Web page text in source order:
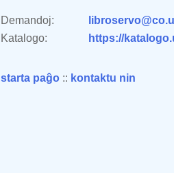
Demandoj:
Katalogo:
https://
starta paĝo :: kontaktu nin